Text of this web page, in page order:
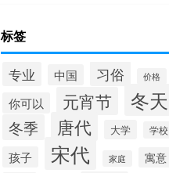
标签
专业 中国 习俗 价格
你可以 元宵节 冬天
冬季 唐代 大学 学校
孩子 宋代 家庭 寓意